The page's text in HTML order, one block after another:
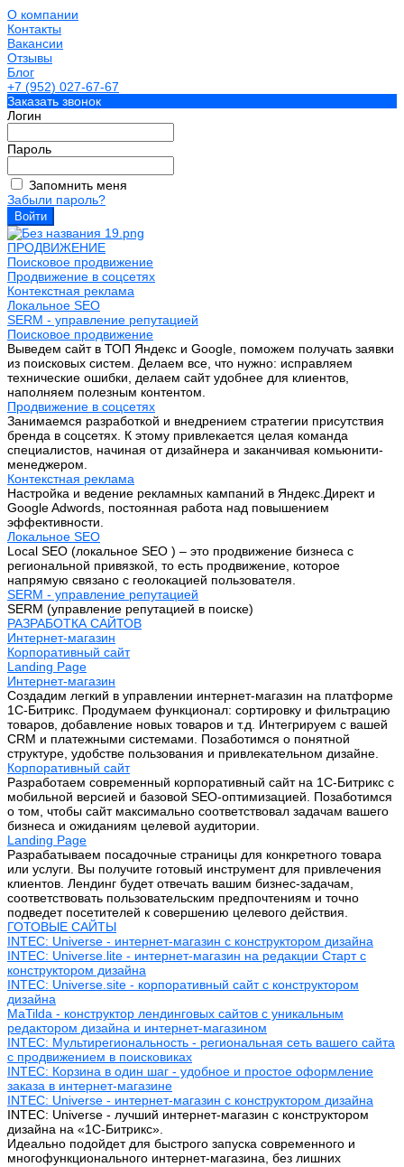
О компании
Контакты
Вакансии
Отзывы
Блог
+7 (952) 027-67-67
Заказать звонок
Логин
Пароль
Запомнить меня
Забыли пароль?
ПРОДВИЖЕНИЕ
Поисковое продвижение
Продвижение в соцсетях
Контекстная реклама
Локальное SEO
SERM - управление репутацией
Поисковое продвижение
Выведем сайт в ТОП Яндекс и Google, поможем получать заявки
из поисковых систем. Делаем все, что нужно: исправляем
технические ошибки, делаем сайт удобнее для клиентов,
наполняем полезным контентом.
Продвижение в соцсетях
Занимаемся разработкой и внедрением стратегии присутствия
бренда в соцсетях. К этому привлекается целая команда
специалистов, начиная от дизайнера и заканчивая комьюнити-
менеджером.
Контекстная реклама
Настройка и ведение рекламных кампаний в Яндекс.Директ и
Google Adwords, постоянная работа над повышением
эффективности.
Локальное SEO
Local SEO (локальное SEO ) – это продвижение бизнеса с
региональной привязкой, то есть продвижение, которое
напрямую связано с геолокацией пользователя.
SERM - управление репутацией
SERM (управление репутацией в поиске)
РАЗРАБОТКА САЙТОВ
Интернет-магазин
Корпоративный сайт
Landing Page
Интернет-магазин
Создадим легкий в управлении интернет-магазин на платформе
1С-Битрикс. Продумаем функционал: сортировку и фильтрацию
товаров, добавление новых товаров и т.д. Интегрируем с вашей
CRM и платежными системами. Позаботимся о понятной
структуре, удобстве пользования и привлекательном дизайне.
Корпоративный сайт
Разработаем современный корпоративный сайт на 1С-Битрикс с
мобильной версией и базовой SEO-оптимизацией. Позаботимся
о том, чтобы сайт максимально соответствовал задачам вашего
бизнеса и ожиданиям целевой аудитории.
Landing Page
Разрабатываем посадочные страницы для конкретного товара
или услуги. Вы получите готовый инструмент для привлечения
клиентов. Лендинг будет отвечать вашим бизнес-задачам,
соответствовать пользовательским предпочтениям и точно
подведет посетителей к совершению целевого действия.
ГОТОВЫЕ САЙТЫ
INTEC: Universe - интернет-магазин с конструктором дизайна
INTEC: Universe.lite - интернет-магазин на редакции Старт с
конструктором дизайна
INTEC: Universe.site - корпоративный сайт с конструктором
дизайна
MaTilda - конструктор лендинговых сайтов с уникальным
редактором дизайна и интернет-магазином
INTEC: Мультирегиональность - региональная сеть вашего сайта
с продвижением в поисковиках
INTEC: Корзина в один шаг - удобное и простое оформление
заказа в интернет-магазине
INTEC: Universe - интернет-магазин с конструктором дизайна
INTEC: Universe - лучший интернет-магазин с конструктором
дизайна на «1C-Битрикс».
Идеально подойдет для быстрого запуска современного и
многофункционального интернет-магазина, без лишних